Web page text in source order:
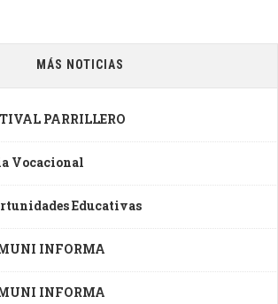
MÁS NOTICIAS
PARRILLERO
Vocacional
Educativas
INFORMA
INFORMA